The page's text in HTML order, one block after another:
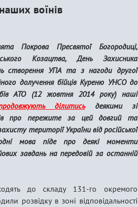
воїнів
Покрова Пресвятої Богородиці,
Козацтва, День Захисника
створення УПА та з нагоди другої
долучення бійців Куреню УНСО до
АТО (12 жовтня 2014 року) наші
ділитисьдеякими зі
про пережите за цей довгий та
території України від російської
мова піде про деякі моменти
завдань на передовій за останній
до складу 131-го окремого
розвідку в зоні відповідальності